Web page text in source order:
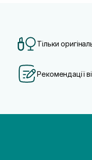
Тільки
Рекомендації